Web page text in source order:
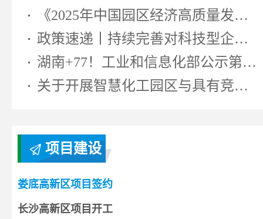
《2025年中国园区经济高质量发展研...
政策速递丨持续完善对科技型企业...
湖南+77！工业和信息化部公示第七...
关于开展智慧化工园区与具有竞争...
项目建设
娄底高新区项目签约
长沙高新区项目开工